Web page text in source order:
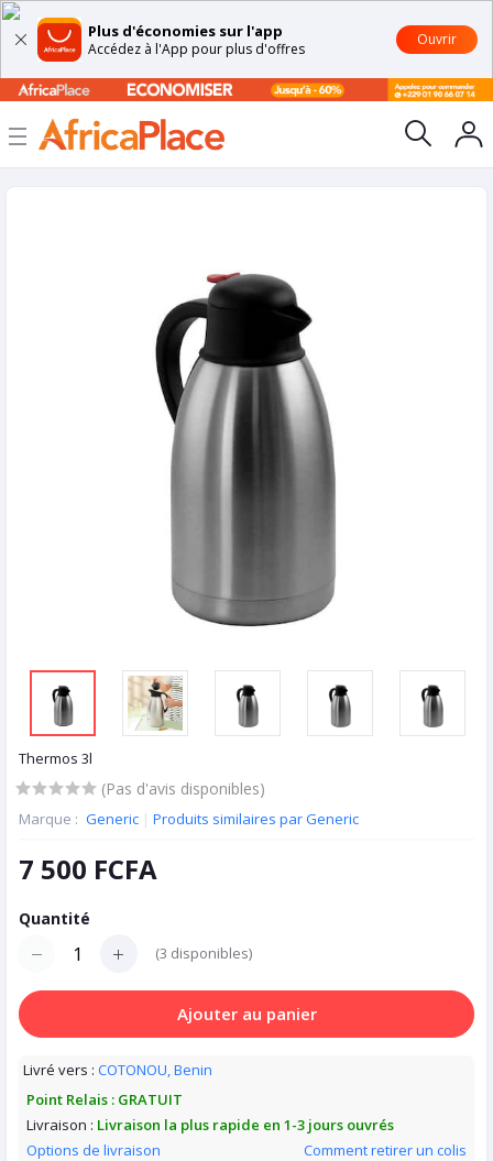
Plus d'économies sur l'app
Accédez à l'App pour plus d'offres
Ouvrir
Thermos 3l
(Pas d'avis disponibles)
Marque : Generic | Produits similaires par Generic
7 500 FCFA
Quantité
(3 disponibles)
Ajouter au panier
Livré vers : COTONOU, Benin
Point Relais : GRATUIT
Livraison : Livraison la plus rapide en 1-3 jours ouvrés
Options de livraison
Comment retirer un colis